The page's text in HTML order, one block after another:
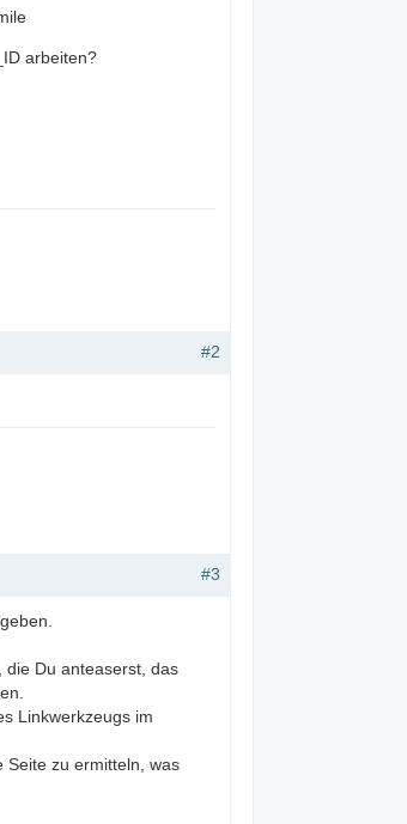
arbeiten?
#2
#3
die Du anteaserst, das
Linkwerkzeugs im
Seite zu ermitteln, was